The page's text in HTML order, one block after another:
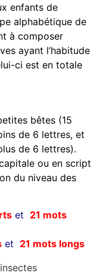
enfants de
alphabétique de
à composer
ayant l’habitude
ci est en totale
bêtes (15
de 6 lettres, et
de 6 lettres).
ou en script
du niveau des
et 21 mots
et 21 mots longs